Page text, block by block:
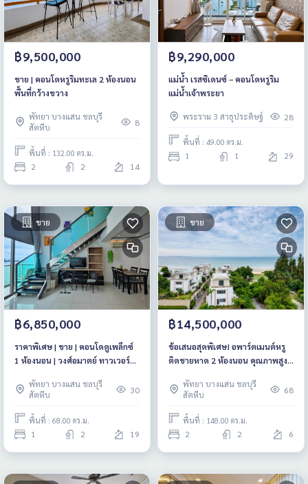
฿9,500,000
ขาย | คอนโดหรูริมทะเล 2 ห้องนอน
พื้นที่กว้างขวาง
พัทยา บางแสน ชลบุรี
สัตหีบ
8
พื้นที่ : 132.00 ตร.ม.
2 2 14
฿9,290,000
แม่น้ำ เรสซิเดนซ์ – คอนโดหรูริม
แม่น้ำเจ้าพระยา
พระราม 3 สาธุประดิษฐ์ 28
พื้นที่ : 49.00 ตร.ม.
1 1 29
ขาย
฿6,850,000
ราคาพิเศษ | ขาย | คอนโดดูเพล็กซ์
1 ห้องนอน | วงศ์อมาตย์ ทาวเวอร์
พัทยา บางแสน ชลบุรี
สัตหีบ
30
พื้นที่ : 68.00 ตร.ม.
1 2 19
ขาย
฿14,500,000
ข้อเสนอสุดพิเศษ! อพาร์ตเมนต์หรู
ติดชายหาด 2 ห้องนอน คุณภาพสูง
Condo พร้อมขายและให้เช่า
พัทยา บางแสน ชลบุรี
สัตหีบ
68
พื้นที่ : 148.00 ตร.ม.
2 2 6